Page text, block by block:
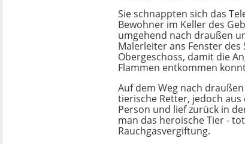
Sie schnappten sich das
Bewohner im Keller des
umgehend nach draußen
Malerleiter ans Fenster des
Obergeschoss, damit die
Flammen entkommen
Auf dem Weg nach
tierische Retter, jedoch
Person und lief zurück in
man das heroische Tier -
Rauchgasvergiftung.